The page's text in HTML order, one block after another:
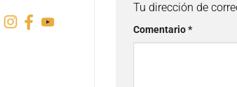
Tu dirección de
Comentario*